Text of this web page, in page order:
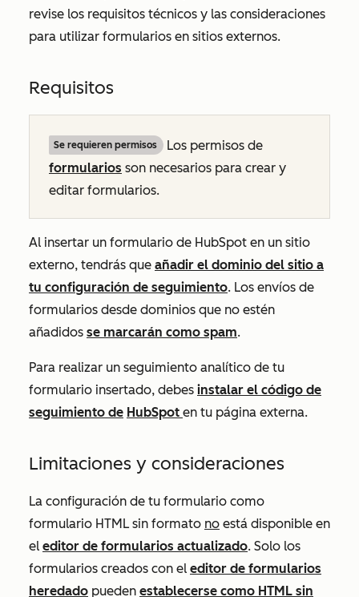
revise los requisitos técnicos y las consideraciones
para utilizar formularios en sitios externos.
Requisitos
Se requieren permisos
Los permisos de
formularios son necesarios para crear y
editar formularios.
Al insertar un formulario de HubSpot en un sitio
externo, tendrás que añadir el dominio del sitio a
tu configuración de seguimiento. Los envíos de
formularios desde dominios que no estén
añadidos se marcarán como spam.
Para realizar un seguimiento analítico de tu
formulario insertado, debes instalar el código de
seguimiento de HubSpot en tu página externa.
Limitaciones y consideraciones
La configuración de tu formulario como
formulario HTML sin formato no está disponible en
el editor de formularios actualizado. Solo los
formularios creados con el editor de formularios
heredado pueden establecerse como HTML sin